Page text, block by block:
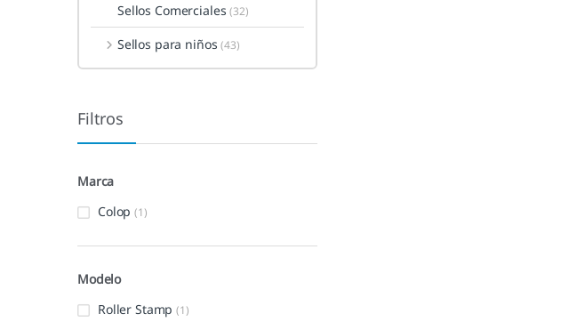
Sellos Comerciales(32)
Sellos para niños(43)
Filtros
Marca
Colop (1)
Modelo
Roller Stamp (1)